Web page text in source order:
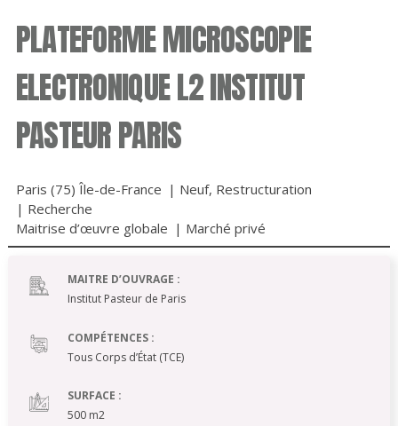
PLATEFORME MICROSCOPIE
ELECTRONIQUE L2 INSTITUT
PASTEUR PARIS
Paris (75) Île-de-France | Neuf, Restructuration
| Recherche
Maitrise d’œuvre globale | Marché privé
MAITRE D’OUVRAGE :
Institut Pasteur de Paris
COMPÉTENCES :
Tous Corps d’État (TCE)
SURFACE :
500 m2